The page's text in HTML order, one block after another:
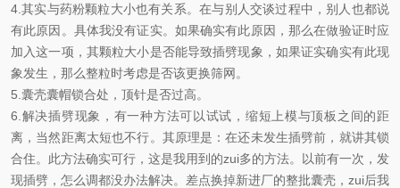
4.其实与药粉颗粒大小也有关系。在与别人交谈过程中，别人也都说
有此原因。具体我没有证实。如果确实有此原因，那么在做验证时应
加入这一项，其颗粒大小是否能导致插劈现象，如果证实确实有此现
象发生，那么整粒时考虑是否该更换筛网。
5.囊壳囊帽锁合处，顶针是否过高。
6.解决插劈现象，有一种方法可以试试，缩短上模与顶板之间的距
离，当然距离太短也不行。其原理是：在还未发生插劈前，就讲其锁
合住。此方法确实可行，这是我用到的zui多的方法。以前有一次，发
现插劈，怎么调都没办法解决。差点换掉新进厂的整批囊壳，zui后我